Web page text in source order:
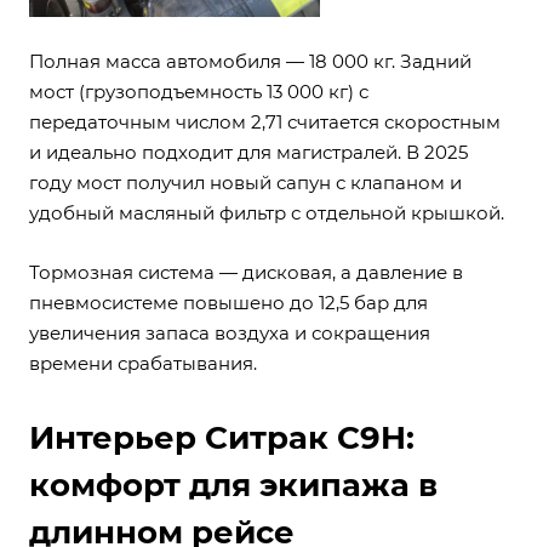
Полная масса автомобиля — 18 000 кг. Задний
мост (грузоподъемность 13 000 кг) с
передаточным числом 2,71 считается скоростным
и идеально подходит для магистралей. В 2025
году мост получил новый сапун с клапаном и
удобный масляный фильтр с отдельной крышкой.
Тормозная система — дисковая, а давление в
пневмосистеме повышено до 12,5 бар для
увеличения запаса воздуха и сокращения
времени срабатывания.
Интерьер Ситрак C9H:
комфорт для экипажа в
длинном рейсе